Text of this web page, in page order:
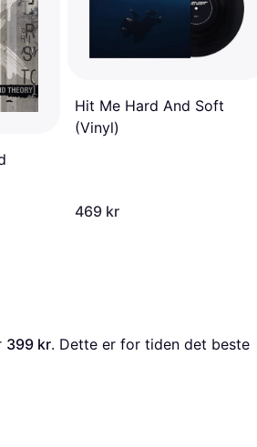
Hit Me Hard And Soft
(Vinyl)
469 kr
399 kr. Dette er for tiden det beste